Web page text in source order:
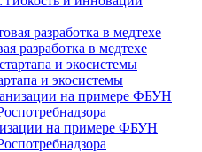
разработка в медтехе
и экосистемы
на примере ФБУН